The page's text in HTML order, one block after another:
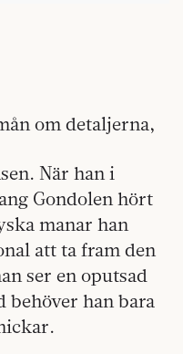
om detaljerna,
När han i
Gondolen hört
manar han
att ta fram den
ser en oputsad
behöver han bara